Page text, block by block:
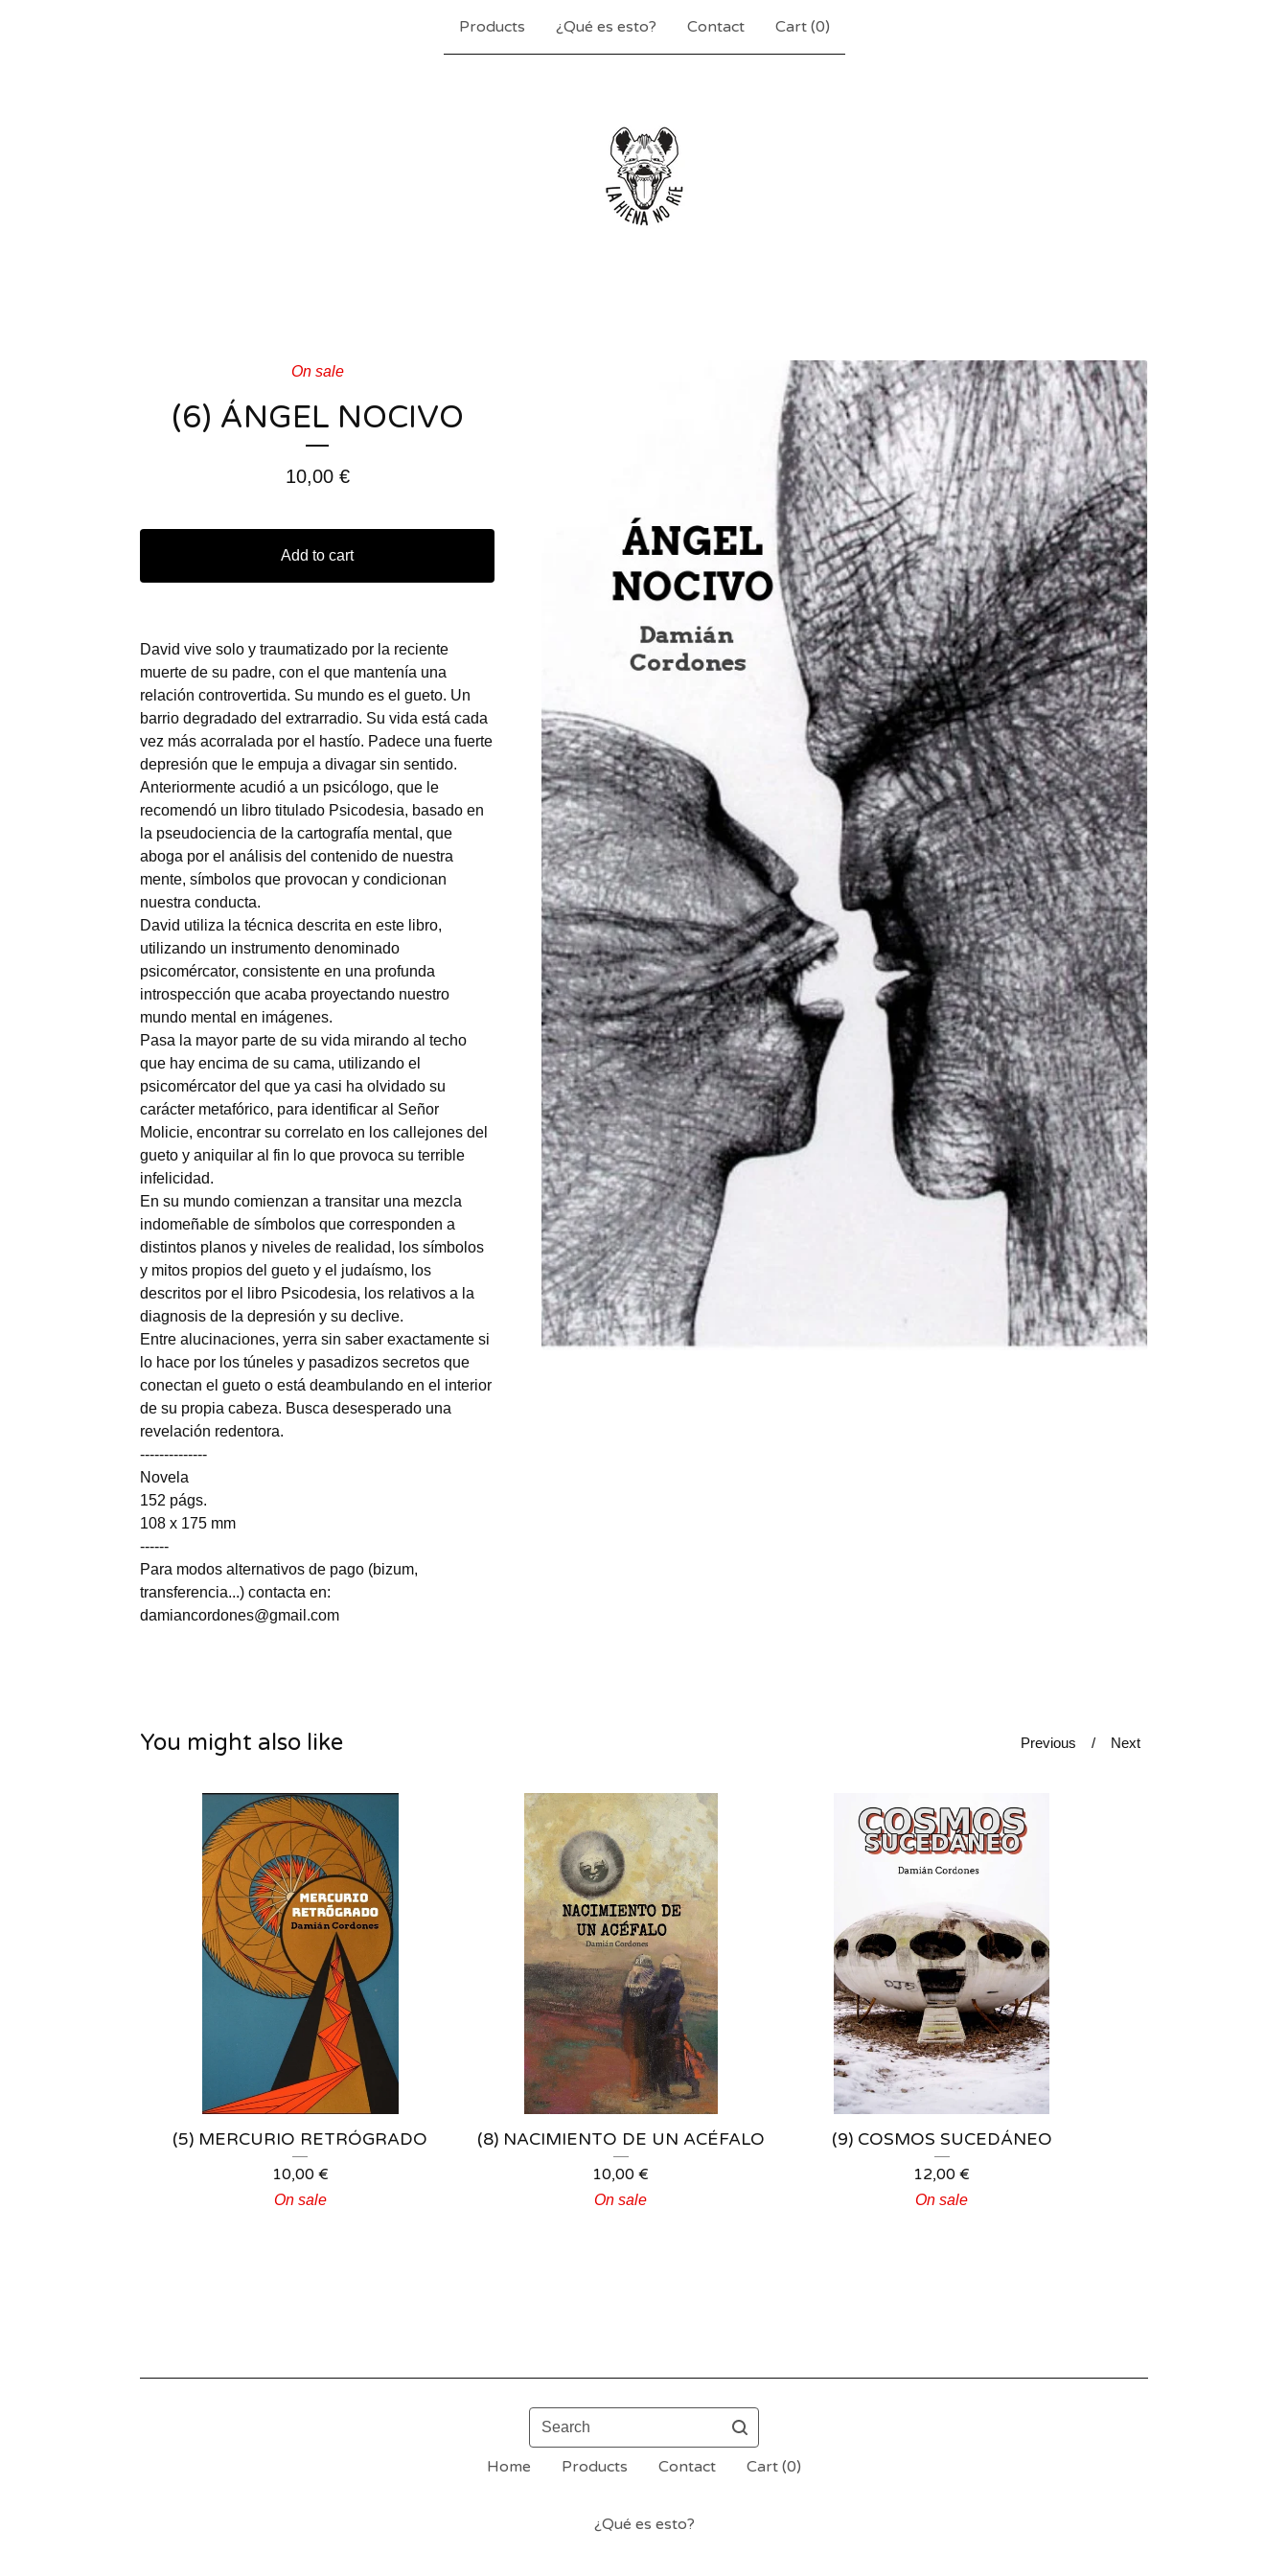
Products ¿Qué es esto? Contact Cart (0)
On sale
(6) ÁNGEL NOCIVO
10,00 €
Add to cart
David vive solo y traumatizado por la reciente
muerte de su padre, con el que mantenía una
relación controvertida. Su mundo es el gueto. Un
barrio degradado del extrarradio. Su vida está cada
vez más acorralada por el hastío. Padece una fuerte
depresión que le empuja a divagar sin sentido.
Anteriormente acudió a un psicólogo, que le
recomendó un libro titulado Psicodesia, basado en
la pseudociencia de la cartografía mental, que
aboga por el análisis del contenido de nuestra
mente, símbolos que provocan y condicionan
nuestra conducta.
David utiliza la técnica descrita en este libro,
utilizando un instrumento denominado
psicomércator, consistente en una profunda
introspección que acaba proyectando nuestro
mundo mental en imágenes.
Pasa la mayor parte de su vida mirando al techo
que hay encima de su cama, utilizando el
psicomércator del que ya casi ha olvidado su
carácter metafórico, para identificar al Señor
Molicie, encontrar su correlato en los callejones del
gueto y aniquilar al fin lo que provoca su terrible
infelicidad.
En su mundo comienzan a transitar una mezcla
indomeñable de símbolos que corresponden a
distintos planos y niveles de realidad, los símbolos
y mitos propios del gueto y el judaísmo, los
descritos por el libro Psicodesia, los relativos a la
diagnosis de la depresión y su declive.
Entre alucinaciones, yerra sin saber exactamente si
lo hace por los túneles y pasadizos secretos que
conectan el gueto o está deambulando en el interior
de su propia cabeza. Busca desesperado una
revelación redentora.
--------------
Novela
152 págs.
108 x 175 mm
------
Para modos alternativos de pago (bizum,
transferencia...) contacta en:
damiancordones@gmail.com
You might also like Previous Next
(5) MERCURIO RETRÓGRADO
10,00 €
On sale
(8) NACIMIENTO DE UN ACÉFALO
10,00€
On sale
(9) COSMOS SUCEDÁNEO
12,00€
On sale
Search
Home Products Contact Cart (0)
¿Qué es esto?